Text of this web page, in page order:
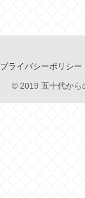
プライバシーポリシー
© 2019 五十代から